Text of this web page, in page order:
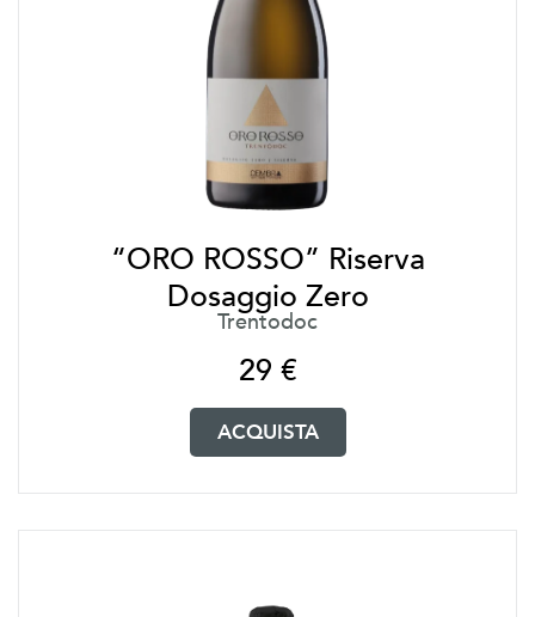
“ORO ROSSO” Riserva
Dosaggio Zero
Trentodoc
29 €
ACQUISTA